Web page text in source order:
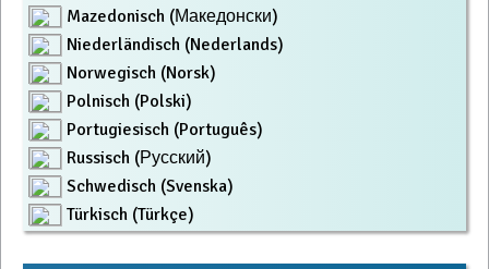
Mazedonisch (Македонски)
Niederländisch (Nederlands)
Norwegisch (Norsk)
Polnisch (Polski)
Portugiesisch (Português)
Russisch (Русский)
Schwedisch (Svenska)
Türkisch (Türkçe)